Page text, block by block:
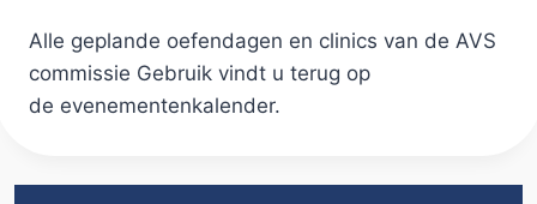
Alle geplande oefendagen en clinics van de AVS
commissie Gebruik vindt u terug op
de evenementenkalender.